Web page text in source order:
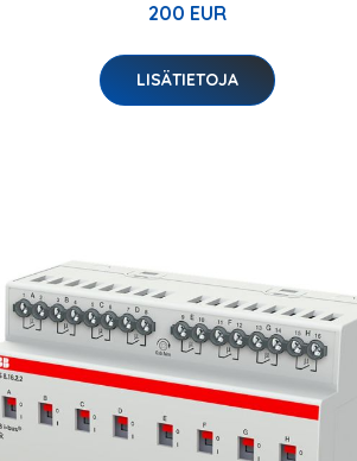
200 EUR
LISÄTIETOJA